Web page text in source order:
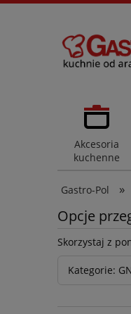
Akcesoria
kuchenne
Gastro-Pol »
Opcje
Skorzystaj z
Kategorie: